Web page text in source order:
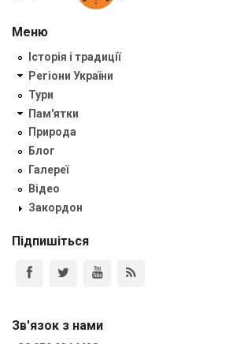
Меню
Історія і традиції
Регіони України
Тури
Пам'ятки
Природа
Блог
Галереї
Відео
Закордон
Підпишіться
Зв'язок з нами